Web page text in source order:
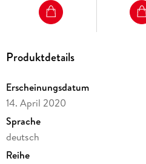
Produktdetails
Erscheinungsdatum
14. April 2020
Sprache
deutsch
Reihe